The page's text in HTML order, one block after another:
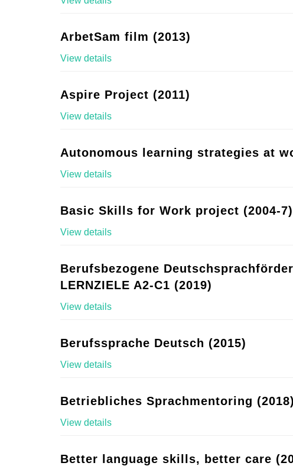
ArbetSam film (2013)
View details
Aspire Project (2011)
View details
Autonomous learning strategies at
View details
Basic Skills for Work project (2004-7)
View details
Berufsbezogene
LERNZIELE A2-C1 (2019)
View details
Berufssprache Deutsch (2015)
View details
Betriebliches Sprachmentoring (2018)
View details
Better language skills, better care